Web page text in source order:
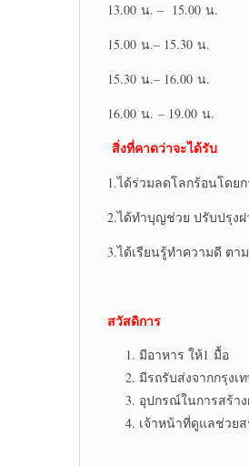
13.00 น. – 15.00 น.
15.00 น.– 15.30 น
15.30 น.– 16.00 น
16.00 น. – 19.00
สิ่งที่คาดว่าจะได้รับ
1.ได้ร่วมลดโลกร้อนโด
2.ได้ทำบุญช่วย ปรับปรุง
3.ได้เรียนรู้ทำความดี ตา
สวัสดิการ
มีอาหาร ให้1 มื้อ
มีรถรับส่งจากกรุง
อุปกรณ์ในการสร้า
เจ้าหน้าที่ดูแลช่วยส